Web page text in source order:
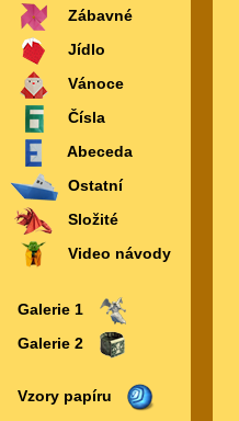
Zábavné
Jídlo
Vánoce
Čísla
Abeceda
Ostatní
Složité
Video návody
Galerie 1
Galerie 2
Vzory papíru